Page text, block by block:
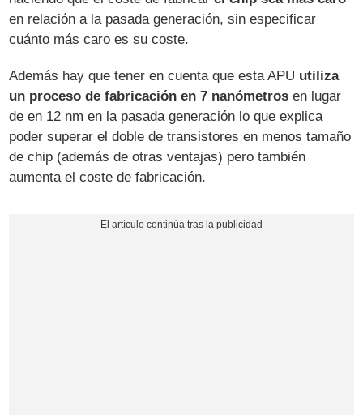
en relación a la pasada generación, sin especificar
cuánto más caro es su coste.
Además hay que tener en cuenta que esta APU utiliza
un proceso de fabricación en 7 nanómetros en lugar
de en 12 nm en la pasada generación lo que explica
poder superar el doble de transistores en menos tamaño
de chip (además de otras ventajas) pero también
aumenta el coste de fabricación.